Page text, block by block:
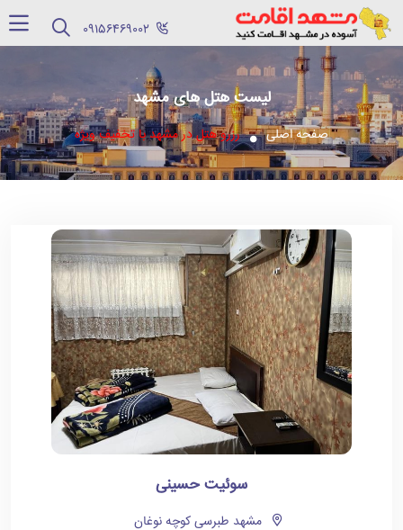
لیست هتل های مشهد
صفحه اصلی رزرو هتل در مشهد با تخفیف ویژه
سوئیت حسینی
مشهد طبرسی کوچه نوغان